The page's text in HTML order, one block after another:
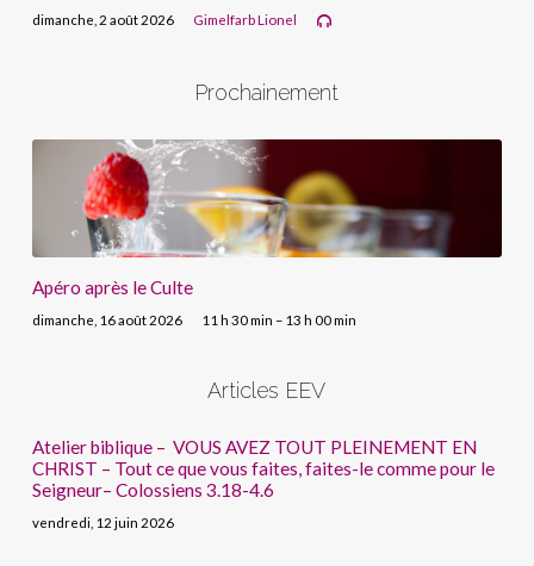
dimanche, 2 août 2026 Gimelfarb Lionel
Prochainement
Apéro après le Culte
dimanche, 16 août 2026 11 h 30 min – 13 h 00 min
Articles EEV
Atelier biblique – VOUS AVEZ TOUT PLEINEMENT EN
CHRIST – Tout ce que vous faites, faites-le comme pour le
Seigneur– Colossiens 3.18-4.6
vendredi, 12 juin 2026